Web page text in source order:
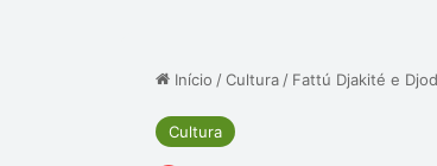
Início / Cultura / Fattú Djakité e
Cultura